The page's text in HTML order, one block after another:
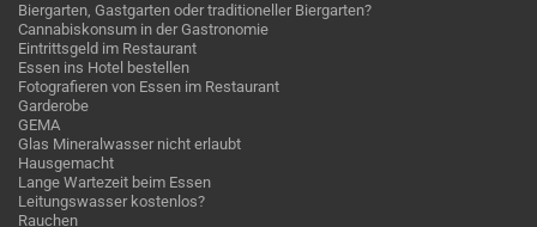
Biergarten, Gastgarten oder traditioneller Biergarten?
Cannabiskonsum in der Gastronomie
Eintrittsgeld im Restaurant
Essen ins Hotel bestellen
Fotografieren von Essen im Restaurant
Garderobe
GEMA
Glas Mineralwasser nicht erlaubt
Hausgemacht
Lange Wartezeit beim Essen
Leitungswasser kostenlos?
Rauchen